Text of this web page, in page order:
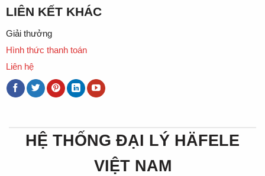
LIÊN KẾT KHÁC
Giải thưởng
Hình thức thanh toán
Liên hệ
HỆ THỐNG ĐẠI LÝ HÄFELE
VIỆT NAM